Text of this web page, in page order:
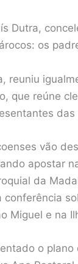
Dutra,
os
reuniu
que reúne
vão
apostar
da
conferência
Miguel e na
o